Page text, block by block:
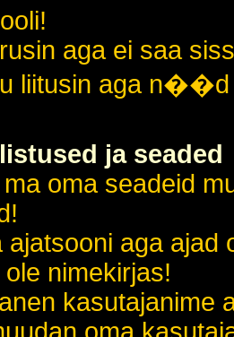
aga ei saa
liitusin aga n��d
ja seaded
oma seadeid
ajatsooni aga ajad
nimekirjas!
kasutajanime